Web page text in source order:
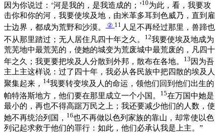
因为你说过：‘河是我的，是我造成的；’10为此，看，我要攻
击你和你的河，我要使埃及地，由米革多耳到色威乃，直到雇
士边界，都成为荒野和沙漠。
② 11 人足不再经过那里，兽蹄也
不从那里踏过；无人居住凡四十年之久。
12我要使埃及地成为
荒芜地中最荒芜的，使她的城变为荒废城中最荒废的，凡四十
年之久；我更要把埃及人分散到外邦，散布在各地。
13 因为吾
主上主这样说：过了四十年，我必从各民族中把四散的埃及人
聚集起来， 14我要转变埃及人的命运，领他们回到他们出生的
帕特洛斯地方，他们要在那里成立一个小国。
15在万国中她是
最小的，再也不得高踞万民之上；我还要减少他们的人数，使
她不再统治列国， 16也不再做以色列家族的靠山，却常使以色
列记起求救于他们的罪行：如此，他们必承认我是上主。”